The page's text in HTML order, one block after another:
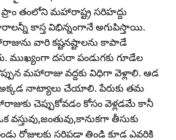
తంలోని మహారాష్ట్ర సరిహద్దు
కాస్త విభిన్నంగానే అగుపిస్తాయి.
వారి కష్టనష్టాలను కాపాడే
ముఖ్యంగా దసరా పండుగకు గూడేల
మహారాజు వద్దకు విధిగా వెళ్లాలి. ఆడ
అక్కడ నాట్యాలు చేయాలి. పేరుకు తమ
చెప్పుకోవడం కోసం వెళ్లడమే కానీ
వస్తువు,జంతువు,కానుకగా తీసుకు
రోజులకు సరిపడా తిండి కూడ ఎవరికి